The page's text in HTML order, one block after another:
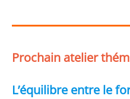
Prochain atelier
L’équilibre entre le